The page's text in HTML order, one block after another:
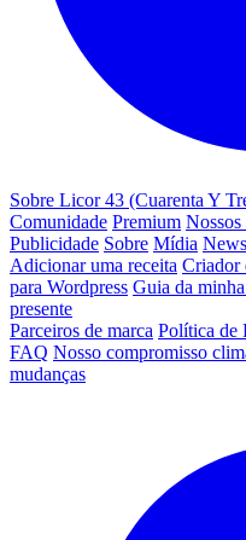
Sobre Licor 43 (Cuarenta Y
Comunidade Premium Nossos
Publicidade Sobre Mídia
Adicionar uma receita Criador
para Wordpress Guia da
presente
Parceiros de marca Política de
FAQ Nosso compromisso
mudanças